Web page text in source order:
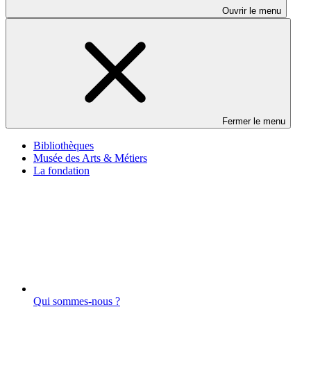
Ouvrir le menu
Fermer le menu
Bibliothèques
Musée des Arts & Métiers
La fondation
Qui sommes-nous ?